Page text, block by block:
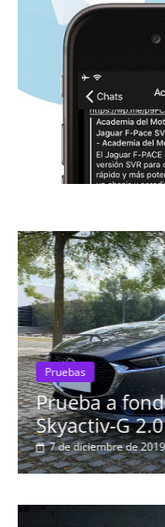
Pruebas
Probamos
más
8 de septiembre